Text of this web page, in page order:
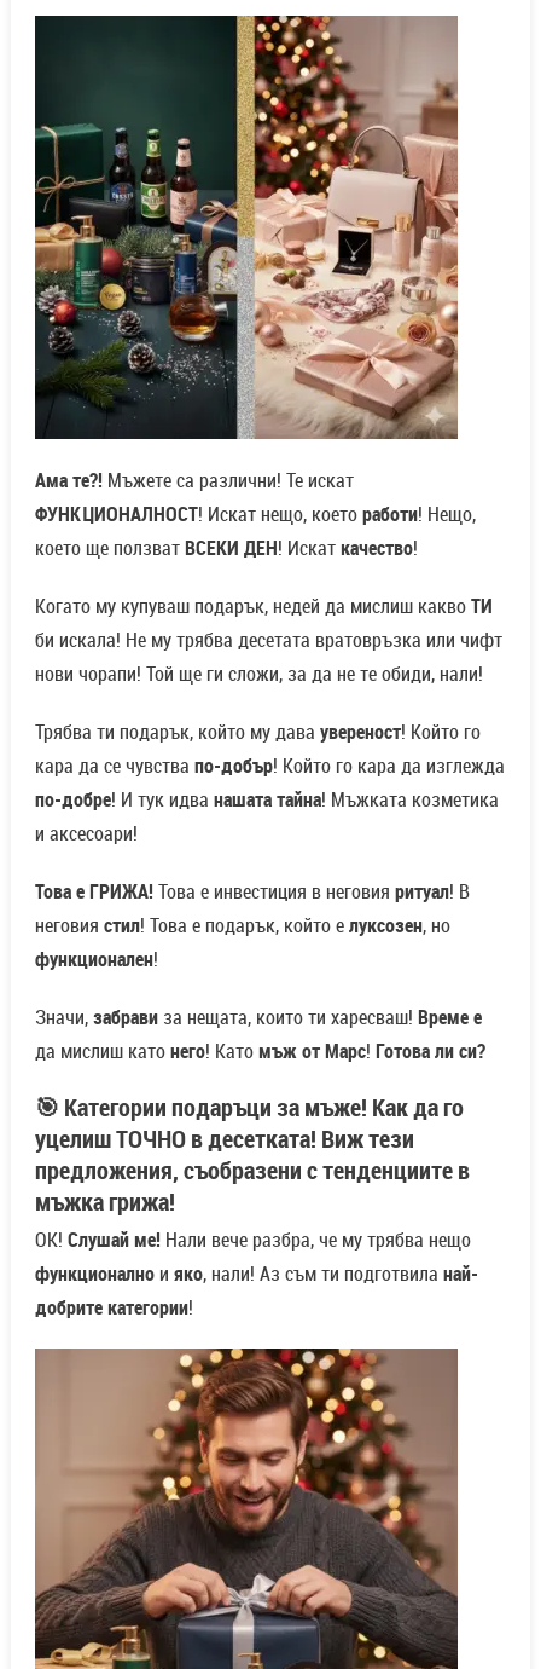
Ама те?! Мъжете са различни! Те искат
ФУНКЦИОНАЛНОСТ! Искат нещо, коетоработи! Нещо,
което ще ползватВСЕКИ ДЕН! Искаткачество!
Когато му купуваш подарък, недей да мислиш каквоТИ
би искала! Не му трябва десетата вратовръзка или чифт
нови чорапи! Той ще ги сложи, за да не те обиди, нали!
Трябва ти подарък, който му дава увереност! Който го
кара да се чувства по-добър! Който го кара да изглежда
по-добре! И тук идва нашата тайна! Мъжката козметика
и аксесоари!
Това е ГРИЖА! Това е инвестиция в неговия ритуал! В
неговия стил! Това е подарък, който елуксозен, но
функционален!
Значи,забравиза нещата, които ти харесваш! Време е
да мислиш катонего! Катомъж от Марс! Готова ли си?
🎯 Категории подаръци за мъже! Как да го
уцелиш ТОЧНО в десетката! Виж тези
предложения, съобразени с тенденциите в
мъжка грижа!
ОК! Слушай ме! Нали вече разбра, че му трябва нещо
функционалнои яко, нали! Аз съм ти подготвила най-
добрите категории!